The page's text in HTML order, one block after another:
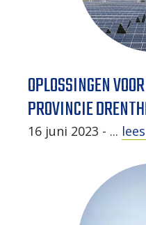
OPLOSSINGEN
PROVINCIE
16 juni 2023 - ...